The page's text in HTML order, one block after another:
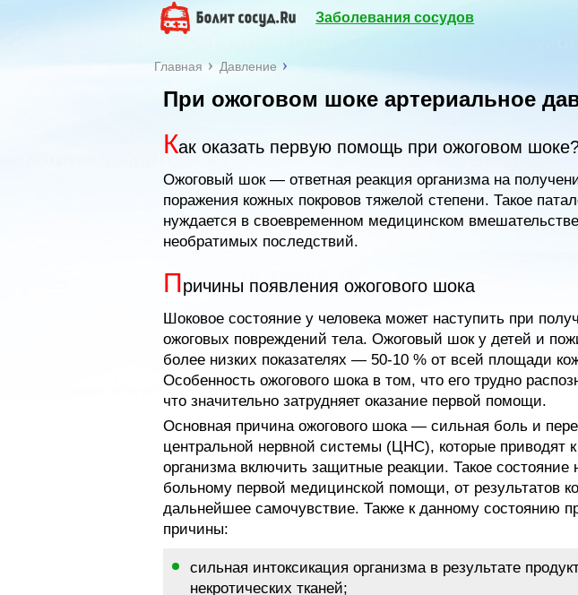
Заболевания сосудов
Главная Давление
При ожоговом шоке артериальное
Как оказать первую помощь при ожоговом
Ожоговый шок — ответная реакция организма на
поражения кожных покровов тяжелой степени. Такое
нуждается в своевременном медицинском
необратимых последствий.
Причины появления ожогового шока
Шоковое состояние у человека может наступить при
ожоговых повреждений тела. Ожоговый шок у детей и
более низких показателях — 50-10 % от всей площади
Особенность ожогового шока в том, что его трудно
что значительно затрудняет оказание первой помощи.
Основная причина ожогового шока — сильная боль и
центральной нервной системы (ЦНС), которые приводят
организма включить защитные реакции. Такое состояние
больному первой медицинской помощи, от результатов
дальнейшее самочувствие. Также к данному состоянию
причины:
сильная интоксикация организма в результате
некротических тканей;